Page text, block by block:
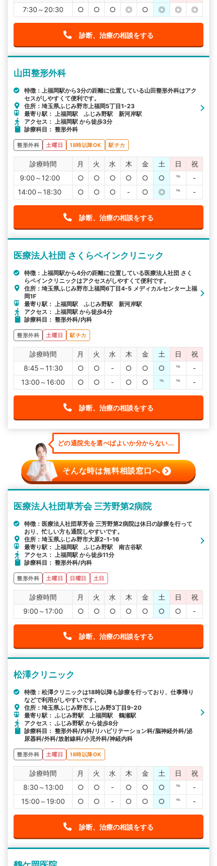
7:30～20:30
○ ○ ○ ◎ ○ ◎ ◎ ◎
診断、治療の相談をする
山田整形外科
特徴：上福岡駅から3分の距離に位置している山田整形外科はアク
セスがしやすくて便利です。
住所：埼玉県ふじみ野市上福岡5丁目1-23
最寄り駅： 上福岡駅 ふじみ野駅 新河岸駅
アクセス： 上福岡駅 から徒歩3分
診療科目： 整形外科
整形外科 土曜日 18時以降OK 駅チカ
診療時間 月 火 水 木 金 土 日
祝
9:00～12:00
○ ○ ○ ○ ○ ○ ℡
-
14:00～18:30
○ ○ ○ - ○ ◎ ℡ -
診断、治療の相談をする
医療法人社団 さくらペインクリニック
特徴：上福岡駅から4分の距離に位置している医療法人社団 さく
らペインクリニックはアクセスがしやすくて便利です。
住所：埼玉県ふじみ野市上福岡6丁目4-5 メディカルセンター上福
岡1F
最寄り駅： 上福岡駅 ふじみ野駅 新河岸駅
アクセス： 上福岡駅 から徒歩4分
診療科目： 整形外科/内科
整形外科 土曜日 駅チカ
診療時間 月 火 水 木 金 土 日
祝
8:45～11:30
○ ○ - ○ ○ ○ ℡
-
13:00～16:00
○ ○ - ○ ○ ℡ ℡ -
診断、治療の相談をする
どの通院先を選べばよいか分からない...
そんな時は無料相談窓口へ
医療法人社団草芳会 三芳野第2病院
特徴：医療法人社団草芳会 三芳野第2病院は休日の診療を行って
おり、忙しい方も通院しやすいです。
住所：埼玉県ふじみ野市大原2-1-16
最寄り駅： 上福岡駅 ふじみ野駅 南古谷駅
アクセス： 上福岡駅 から徒歩11分
診療科目： 整形外科/内科
整形外科 土曜日 日曜日 土日
診療時間 月 火 水 木 金 土 日
祝
9:00～17:00
○ ○ ○ ○ ○ ○ ○ -
診断、治療の相談をする
松澤クリニック
特徴：松澤クリニックは18時以降も診療を行っており、仕事帰り
などで利用がしやすいです。
住所：埼玉県ふじみ野市ふじみ野3丁目9-20
最寄り駅： ふじみ野駅 上福岡駅 鶴瀬駅
アクセス： ふじみ野駅 から徒歩8分
診療科目： 整形外科/内科/リハビリテーション科/脳神経外科/泌
尿器科/外科/放射線科/小児外科/神経内科
整形外科 土曜日 18時以降OK
診療時間 月 火 水 木 金 土 日
祝
8:30～13:00
○ ○ - ○ ○ ○ ℡
-
15:00～19:00
○ ○ - ○ ○ ○ ℡ -
診断、治療の相談をする